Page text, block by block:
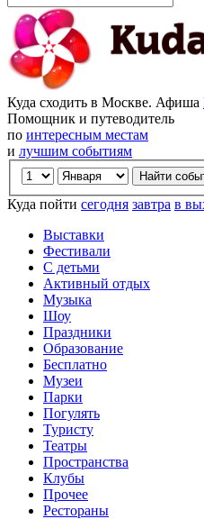
Куда сходить в Москве. Афиша
Помощник и путеводитель
по интересным местам
и лучшим событиям
Куда пойти сегодня завтра в
Выставки
Фестивали
С детьми
Активный отдых
Музыка
Шоу
Праздники
Образование
Бесплатно
Музеи
Парки
Погулять
Туристу
Театры
Пространства
Клубы
Прочее
Рестораны